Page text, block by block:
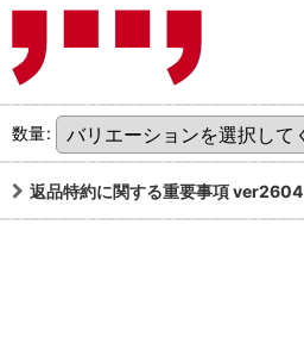
数量:
返品特約に関する重要事項 ver2604